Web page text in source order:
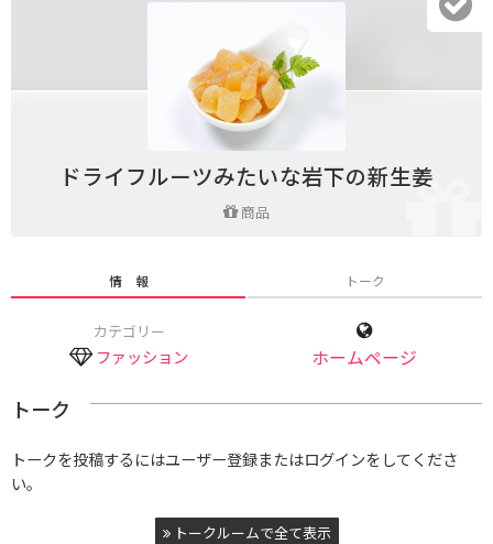
ドライフルーツみたいな岩下の新生姜
商品
情 報 トーク
カテゴリー
ファッション ホームページ
トーク
トークを投稿するにはユーザー登録またはログインをしてくださ
い。
トークルームで全て表示